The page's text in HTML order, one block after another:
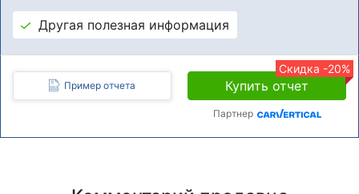
Другая полезная информация
Пример отчета
Скидка -20%
Купить отчет
Партнер